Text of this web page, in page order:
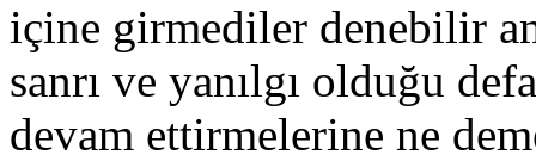
içine girmediler denebilir
sanrı ve yanılgı olduğu
devam ettirmelerine ne